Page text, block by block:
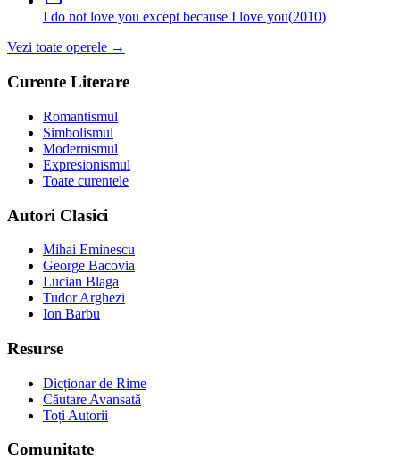
I do not love you except because I love you(2010)
Vezi toate operele →
Curente Literare
Romantismul
Simbolismul
Modernismul
Expresionismul
Toate curentele
Autori Clasici
Mihai Eminescu
George Bacovia
Lucian Blaga
Tudor Arghezi
Ion Barbu
Resurse
Dicționar de Rime
Căutare Avansată
Toți Autorii
Comunitate